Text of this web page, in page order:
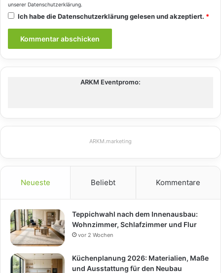
unserer Datenschutzerklärung.
Ich habe dieDatenschutzerklärunggelesen und akzeptiert. *
ARKM Eventpromo:
ARKM.marketing
Neueste Beliebt Kommentare
Teppichwahl nach dem Innenausbau:
Wohnzimmer, Schlafzimmer und Flur
vor 2 Wochen
Küchenplanung 2026: Materialien, Maße
und Ausstattung für den Neubau